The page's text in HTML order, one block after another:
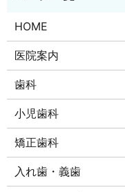
HOME
医院案内
歯科
小児歯科
矯正歯科
入れ歯・義歯